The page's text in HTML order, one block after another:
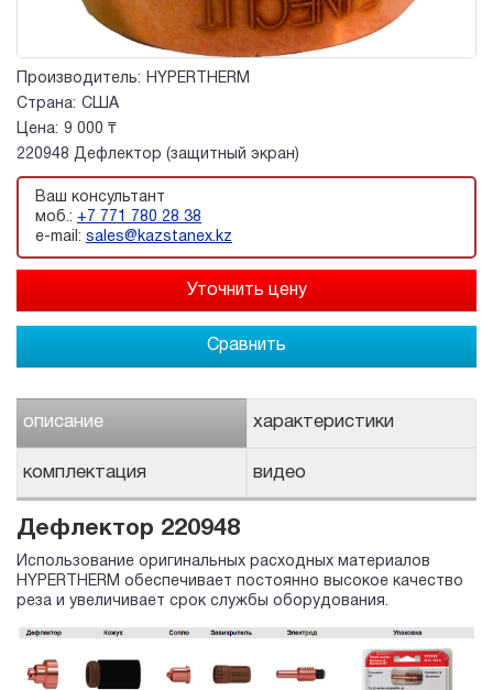
Производитель:
HYPERTHERM
Страна: США
Цена: 9 000 ₸
220948 Дефлектор (защитный экран)
Ваш консультант
моб.: +7 771 780 28 38
e-mail: sales@kazstanex.kz
Сравнить
описание характеристики
комплектация видео
Дефлектор 220948
Использование оригинальных расходных материалов
HYPERTHERM обеспечивает постоянно высокое качество
реза и увеличивает срок службы оборудования.